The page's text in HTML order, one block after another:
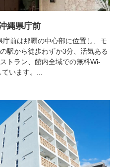
縄県庁前
前は那覇の中心部に位置し、モ
駅から徒歩わずか3分、活気ある
トラン、館内全域での無料Wi-
います。...